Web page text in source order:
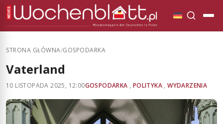
STRONA GŁÓWNA/GOSPODARKA
Vaterland
10 LISTOPADA 2025, 12:00GOSPODARKA , POLITYKA ,WYDARZENIA